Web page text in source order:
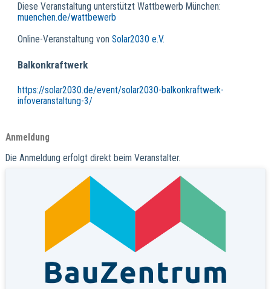
Diese Veranstaltung unterstützt Wattbewerb München:
muenchen.de/wattbewerb
Online-Veranstaltung von Solar2030 e.V.
Balkonkraftwerk
https://solar2030.de/event/solar2030-balkonkraftwerk-
infoveranstaltung-3/
Anmeldung
Die Anmeldung erfolgt direkt beim Veranstalter.